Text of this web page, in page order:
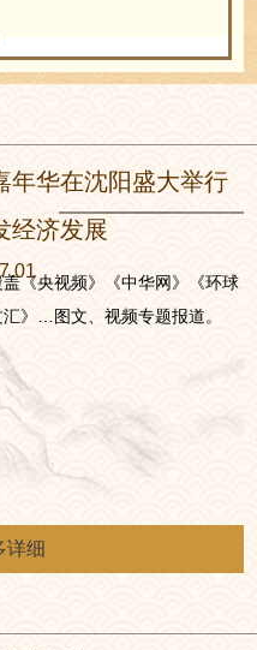
年华在沈阳盛大举行
经济发展
《央视频》《中华网》《环球
》…图文、视频专题报道。
详细